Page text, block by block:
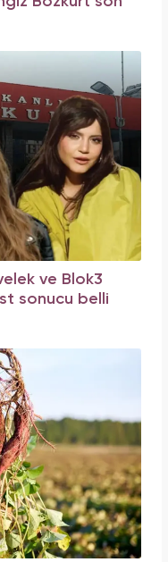
ve Blok3
sonucu belli